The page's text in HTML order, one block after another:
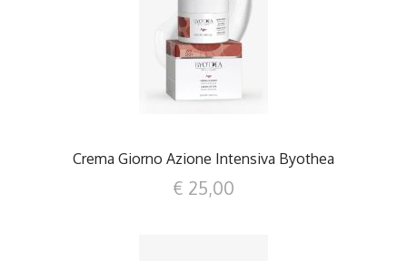
DETTAGLI
Crema Giorno Azione Intensiva Byothea
€ 25,00